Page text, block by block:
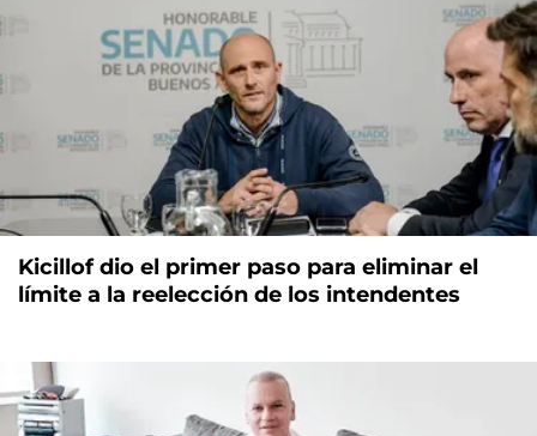
Kicillof dio el primer paso para eliminar el
límite a la reelección de los intendentes